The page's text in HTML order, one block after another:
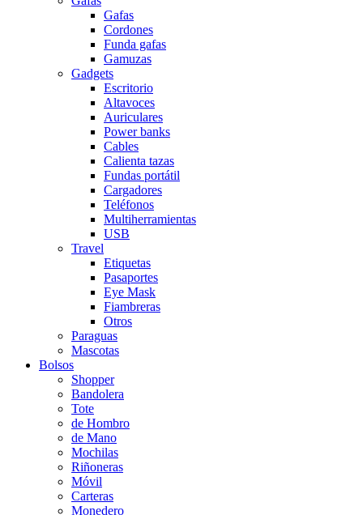
Gafas
Cordones
Funda gafas
Gamuzas
Gadgets
Escritorio
Altavoces
Auriculares
Power banks
Cables
Calienta tazas
Fundas portátil
Cargadores
Teléfonos
Multiherramientas
USB
Travel
Etiquetas
Pasaportes
Eye Mask
Fiambreras
Otros
Paraguas
Mascotas
Bolsos
Shopper
Bandolera
Tote
de Hombro
de Mano
Mochilas
Riñoneras
Móvil
Carteras
Monedero